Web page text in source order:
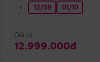
12/09 01/10
Giá từ:
12.999.000đ